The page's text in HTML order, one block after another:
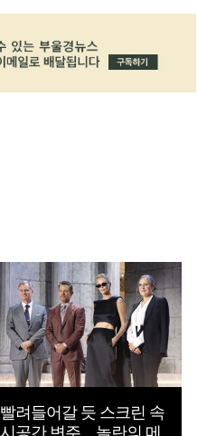
빨려들어갈 듯 스크린 속